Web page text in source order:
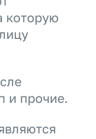
которую
и прочие.